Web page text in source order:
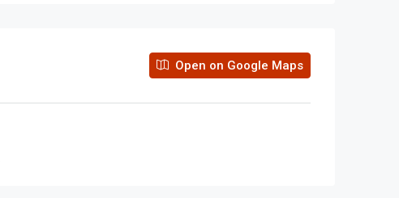
Open on Google Maps